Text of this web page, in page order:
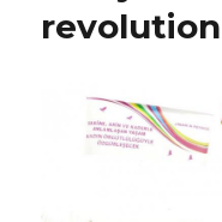
revolution